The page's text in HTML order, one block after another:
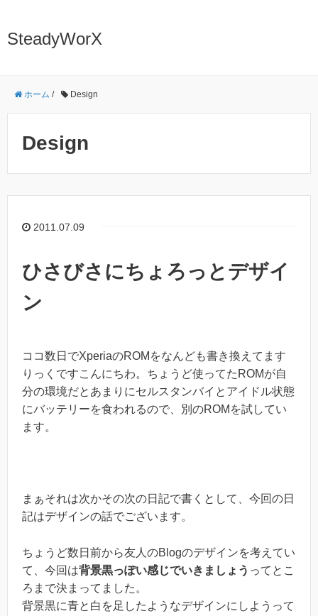
SteadyWorX
ホーム / Design
Design
2011.07.09
ひさびさにちょろっとデザイ
ン
ココ数日でXperiaのROMをなんども書き換えてます
りっくですこんにちわ。ちょうど使ってたROMが自
分の環境だとあまりにセルスタンバイとアイドル状態
にバッテリーを食われるので、別のROMを試してい
ます。
まぁそれは次かその次の日記で書くとして、今回の日
記はデザインの話でございます。
ちょうど数日前から友人のBlogのデザインを考えてい
て、今回は背景黒っぽい感じでいきましょう ってとこ
ろまで決まってました。
背景黒に青と白を足したようなデザインにしようって